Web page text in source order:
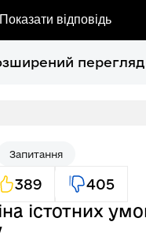
Показати відповідь
перегляд
Запитання
389 405
істотних